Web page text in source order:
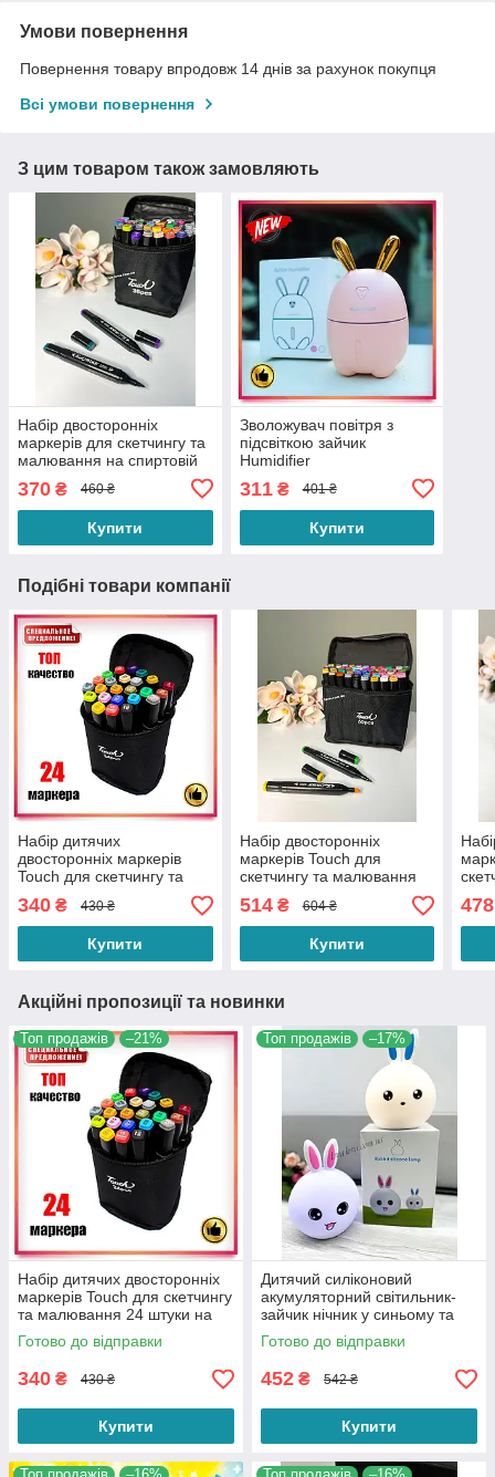
Умови повернення
Повернення товару впродовж 14 днів за рахунок покупця
Всі умови повернення
З цим товаром також замовляють
Набір двосторонніх
маркерів для скетчингу та
малювання на спиртовій
370 ₴ 460 ₴
Купити
Зволожувач повітря з
підсвіткою зайчик
Humidifier
311₴ 401 ₴
Купити
Подібні товари компанії
Набір дитячих
двосторонніх маркерів
Touch для скетчингу та
спиртовій основі в сумці
340 ₴ 430 ₴
Купити
Набір двосторонніх
маркерів Touch для
скетчингу та малювання
основі
514₴ 604 ₴
Купити
478
Акційні пропозиції та новинки
Топ продажів –21%
Набір дитячих двосторонніх
маркерів Touch для скетчингу
та малювання 24 штуки на
спиртовій основі в сумці
Готово до відправки
340 ₴ 430 ₴
Купити
Топ продажів –17%
Дитячий силіконовий
акумуляторний світильник-
зайчик нічник у синьому та
рожевому кольорі кілька
режимів світіння
Готово до відправки
452 ₴ 542 ₴
Купити